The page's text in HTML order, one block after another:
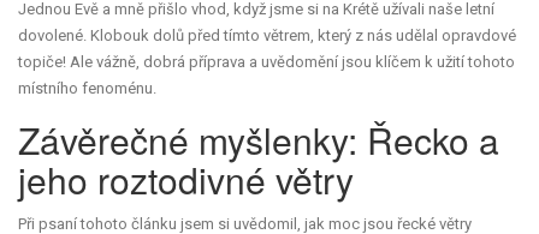
Jednou Evě a mně přišlo vhod, když jsme si na Krétě užívali naše letní
dovolené. Klobouk dolů před tímto větrem, který z nás udělal opravdové
topiče! Ale vážně, dobrá příprava a uvědomění jsou klíčem k užití tohoto
místního fenoménu.
Závěrečné myšlenky: Řecko a
jeho roztodivné větry
Při psaní tohoto článku jsem si uvědomil, jak moc jsou řecké větry